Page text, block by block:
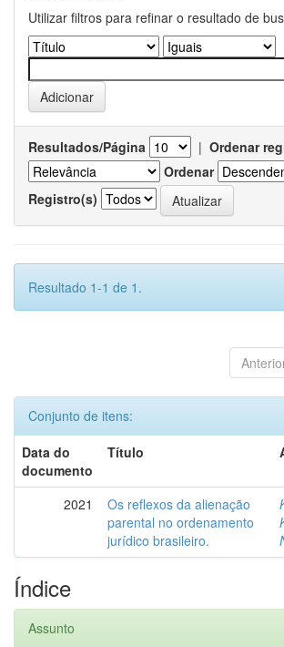
Utilizar filtros para refinar o resultado de
Resultados/Página | Ordenar
Ordenar
Registro(s)
Resultado 1-1 de 1.
Conjunto de itens:
Data do
documento
Título
2021
Os reflexos da alienação
parental no ordenamento
jurídico brasileiro.
Índice
Assunto